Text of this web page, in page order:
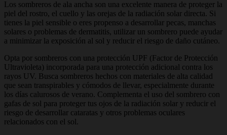
Los sombreros de ala ancha son una excelente manera de proteger la
piel del rostro, el cuello y las orejas de la radiación solar directa. Si
tienes la piel sensible o eres propenso a desarrollar pecas, manchas
solares o problemas de dermatitis, utilizar un sombrero puede ayudar
a minimizar la exposición al sol y reducir el riesgo de daño cutáneo.
Opta por sombreros con una protección UPF (Factor de Protección
Ultravioleta) incorporada para una protección adicional contra los
rayos UV. Busca sombreros hechos con materiales de alta calidad
que sean transpirables y cómodos de llevar, especialmente durante
los días calurosos de verano. Complementa el uso del sombrero con
gafas de sol para proteger tus ojos de la radiación solar y reducir el
riesgo de desarrollar cataratas y otros problemas oculares
relacionados con el sol.